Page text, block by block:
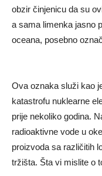
obzir činjenicu da su
a sama limenka jasno
oceana, posebno
Ova oznaka služi kao
katastrofu nuklearne
prije nekoliko godina.
radioaktivne vode u
proizvoda sa različitih
tržišta. Šta vi mislite o